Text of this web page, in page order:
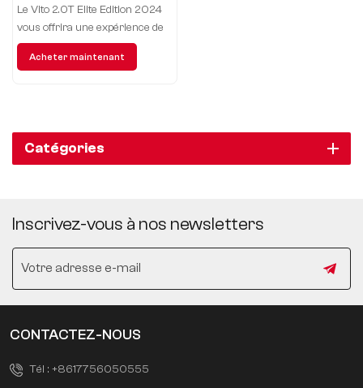
modernisé
Le Vito 2.0T Elite Edition 2024
vous offrira une expérience de
conduite au-delà de vos attentes
et ouvrira un nouveau chapitre
contrôle !
Acheter maintenant
Catégories
Inscrivez-vous à nos newsletters
CONTACTEZ-NOUS
Tél : +8617756050555